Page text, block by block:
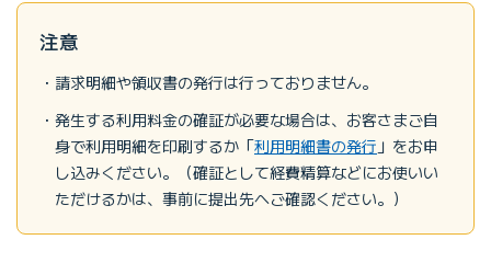
注意
請求明細や領収書の発⾏は⾏っておりません。
発⽣する利⽤料⾦の確証が必要な場合は、お客さまご⾃
⾝で利⽤明細を印刷するか「利⽤明細書の発⾏ 」をお申
し込みください。（確証として経費精算などにお使いい
ただけるかは、事前に提出先へご確認ください。）